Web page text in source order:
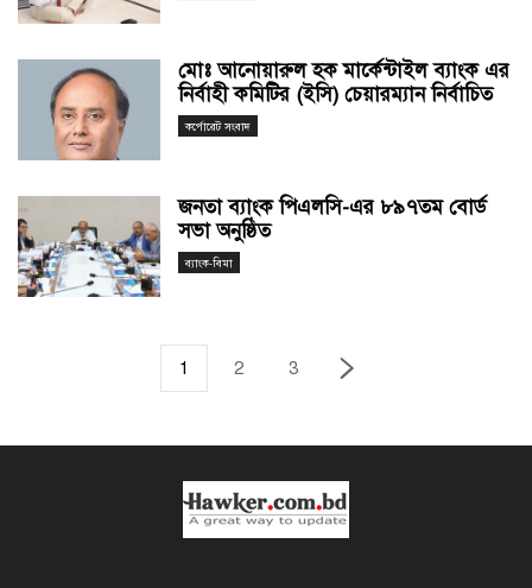
মোঃ আনোয়ারুল হক মার্কেন্টাইল ব্যাংক এর
নির্বাহী কমিটির (ইসি) চেয়ারম্যান নির্বাচিত
কর্পোরেট সংবাদ
জনতা ব্যাংক পিএলসি-এর ৮৯৭তম বোর্ড
সভা অনুষ্ঠিত
ব্যাংক-বিমা
1 2 3